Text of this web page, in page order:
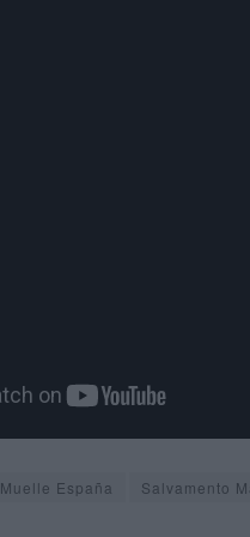
Muelle España Salvamento